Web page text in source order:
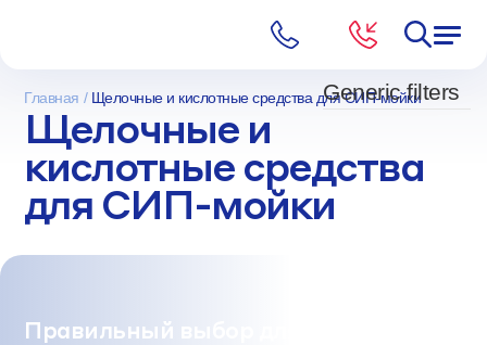
Generic filters
Главная Щелочные и кислотные средства для СИП-мойки
Щелочные и
кислотные средства
для СИП-мойки
Правильный выбор для